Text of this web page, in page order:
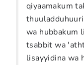
qiyaamakum
wa hubbakum
tsabbit wa
lisayyidina wa